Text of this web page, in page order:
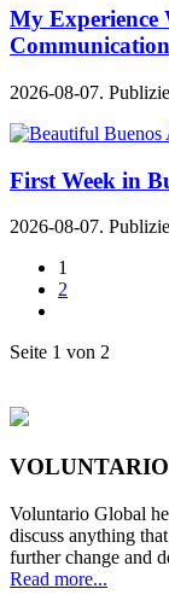
My Experience
2026-08-07.
First Week in
2026-08-07.
1
2
Seite 1 von 2
Voluntario Global
discuss anything
further change and
Read more...